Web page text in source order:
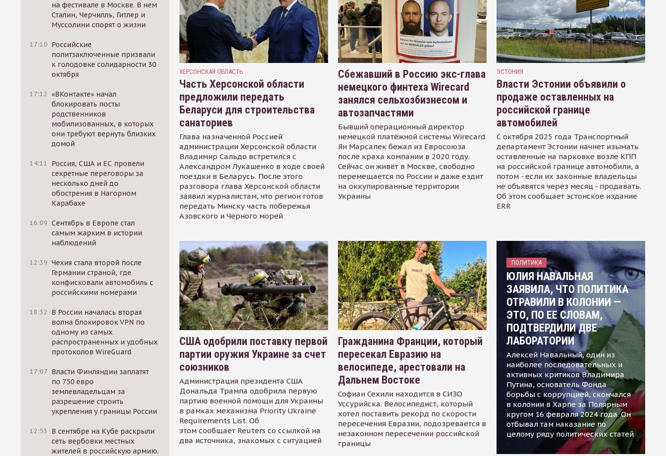
на фестивале в Москве. В нем
Сталин, Черчилль, Гитлер и
Муссолини спорят о жизни
17:10 Российские
политзаключенные призвали
к голодовке солидарности 30
октября
17:12 «ВКонтакте» начал
блокировать посты
родственников
мобилизованных, в которых
они требуют вернуть близких
домой
14:11
Россия, США и ЕС провели
секретные переговоры за
несколько дней до
обострения в Нагорном
Карабахе
16:09 Сентябрь в Европе стал
самым жарким в истории
наблюдений
12:39 Чехия стала второй после
Германии страной, где
конфисковали автомобиль с
российскими номерами
18:32
В России началась вторая
волна блокировок VPN по
одному из самых
распространенных и удобных
протоколов WireGuard
17:07 Власти Финляндии заплатят
по 750 евро
землевладельцам за
разрешение строить
укрепления у границы России
12:53
В сентябре на Кубе раскрыли
сеть вербовки местных
жителей в российскую армию.
ХЕРСОНСКАЯ ОБЛАСТЬ
Часть Херсонской области
предложили передать
Беларуси для строительства
санаториев
Глава назначенной Россией
администрации Херсонской области
Владимир Сальдо встретился с
Александром Лукашенко в ходе своей
поездки в Беларусь. После этого
разговора глава Херсонской области
заявил журналистам, что регион готов
передать Минску часть побережья
Азовского и Черного морей
Сбежавший в Россию экс-глава
немецкого финтеха Wirecard
занялся сельхозбизнесом и
автозапчастями
Бывший операционный директор
немецкой платёжной системы Wirecard
Ян Марсалек бежал из Евросоюза
после краха компании в 2020 году.
Сейчас он живёт в Москве, свободно
перемещается по России и даже ездит
на оккупированные территории
Украины
ЭСТОНИЯ
Власти Эстонии объявили о
продаже оставленных на
российской границе
автомобилей
С октября 2025 года Транспортный
департамент Эстонии начнет изымать
оставленные на парковке возле КПП
на российской границе автомобили, а
потом - если их законные владельцы
не объявятся через месяц - продавать.
Об этом сообщает эстонское издание
ERR
США одобрили поставку первой
партии оружия Украине за счет
союзников
Администрация президента США
Дональда Трампа одобрила первую
партию военной помощи для Украины
в рамках механизма Priority Ukraine
Requirements List. Об
этом сообщает Reuters со ссылкой на
два источника, знакомых с ситуацией
Гражданина Франции, который
пересекал Евразию на
велосипеде, арестовали на
Дальнем Востоке
Софиан Сехили находится в СИЗО
Уссурийска. Велосипедист, который
хотел поставить рекорд по скорости
пересечения Евразии, подозревается в
незаконном пересечении российской
границы
ПОЛИТИКА
ЮЛИЯ НАВАЛЬНАЯ
ЗАЯВИЛА, ЧТО ПОЛИТИКА
ОТРАВИЛИ В КОЛОНИИ —
ЭТО, ПО ЕЕ СЛОВАМ,
ПОДТВЕРДИЛИ ДВЕ
ЛАБОРАТОРИИ
Алексей Навальный, один из
наиболее последовательных и
активных критиков Владимира
Путина, основатель Фонда
борьбы с коррупцией, скончался
в колонии в Харпе за Полярным
кругом 16 февраля 2024 года. Он
отбывал там наказание по
целому ряду политических статей